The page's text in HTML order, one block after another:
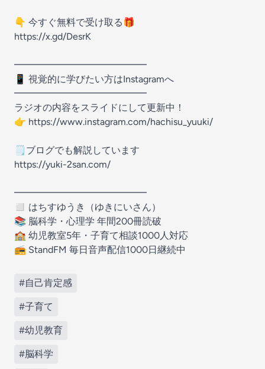
👇 今すぐ無料で受け取る🎁
https://x.gd/DesrK
━━━━━━━━━━━━━━
📱 視覚的に学びたい方はInstagramへ
━━━━━━━━━━━━━━
ラジオの内容をスライドにして更新中！
👉 https://www.instagram.com/hachisu_yuuki/
🗒️ブログでも解説しています
https://yuki-2san.com/
━━━━━━━━━━━━━━
◻︎ はちすゆうき（ゆきにいさん）
📚 脳科学・心理学 年間200冊読破
🏫 幼児教室5年・子育て相談1000人対応
📻 StandFM 毎日音声配信1000日継続中
#自己肯定感
#子育て
#幼児教育
#脳科学